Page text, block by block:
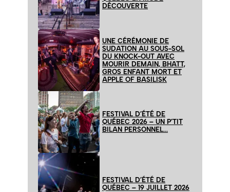
DÉCOUVERTE
UNE CÉRÉMONIE DE
SUDATION AU SOUS-SOL
DU KNOCK-OUT AVEC
MOURIR DEMAIN, BHATT,
GROS ENFANT MORT ET
APPLE OF BASILISK
FESTIVAL D’ÉTÉ DE
QUÉBEC 2026 – UN P’TIT
BILAN PERSONNEL…
FESTIVAL D’ÉTÉ DE
QUÉBEC – 19 JUILLET 2026